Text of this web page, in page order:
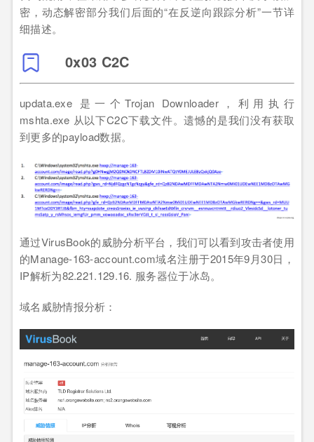
密，动态解密部分我们后面的“在反逆向跟踪分析”一节详
细描述。
0x03 C2C
updata.exe 是一个Trojan Downloader，利用执行
mshta.exe 从以下C2C下载文件。遗憾的是我们没有获取
到更多的payload数据。
通过VirusBook的威胁分析平台，我们可以看到攻击者使用
的Manage-163-account.com域名注册于2015年9月30日，
IP解析为82.221.129.16. 服务器位于冰岛。
域名威胁情报分析：